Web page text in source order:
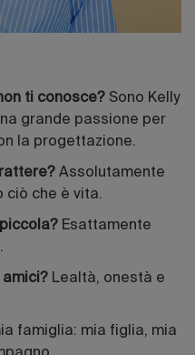
ti conosce? Sono Kelly
grande passione per
la progettazione.
Assolutamente
ciò che è vita.
Esattamente
Lealtà, onestà e
famiglia: mia figlia, mia